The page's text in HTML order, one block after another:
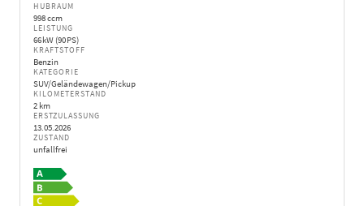
HUBRAUM
998 ccm
LEISTUNG
66 kW (90 PS)
KRAFTSTOFF
Benzin
KATEGORIE
SUV/Geländewagen/Pickup
KILOMETERSTAND
2 km
ERSTZULASSUNG
13.05.2026
ZUSTAND
unfallfrei